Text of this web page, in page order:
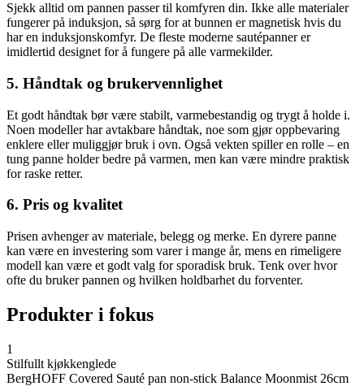
Sjekk alltid om pannen passer til komfyren din. Ikke alle materialer
fungerer på induksjon, så sørg for at bunnen er magnetisk hvis du
har en induksjonskomfyr. De fleste moderne sautépanner er
imidlertid designet for å fungere på alle varmekilder.
5. Håndtak og brukervennlighet
Et godt håndtak bør være stabilt, varmebestandig og trygt å holde i.
Noen modeller har avtakbare håndtak, noe som gjør oppbevaring
enklere eller muliggjør bruk i ovn. Også vekten spiller en rolle – en
tung panne holder bedre på varmen, men kan være mindre praktisk
for raske retter.
6. Pris og kvalitet
Prisen avhenger av materiale, belegg og merke. En dyrere panne
kan være en investering som varer i mange år, mens en rimeligere
modell kan være et godt valg for sporadisk bruk. Tenk over hvor
ofte du bruker pannen og hvilken holdbarhet du forventer.
Produkter i fokus
1
Stilfullt kjøkkenglede
BergHOFF Covered Sauté pan non-stick Balance Moonmist 26cm